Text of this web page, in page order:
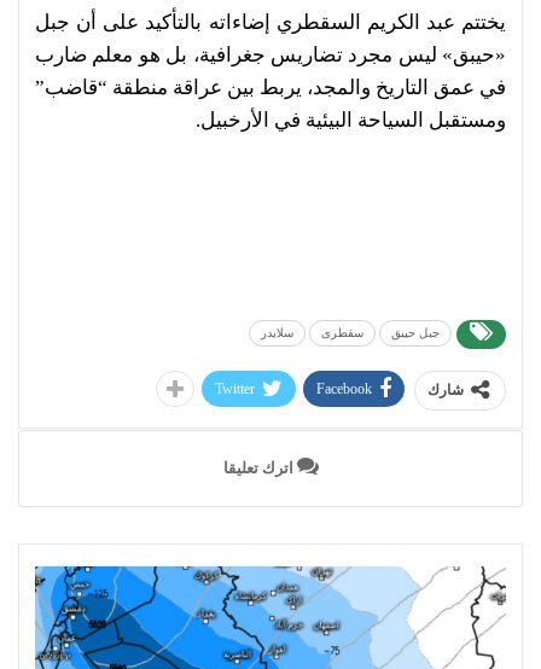
يختتم عبد الكريم السقطري إضاءاته بالتأكيد على أن جبل
«حيبق» ليس مجرد تضاريس جغرافية، بل هو معلم ضارب
في عمق التاريخ والمجد، يربط بين عراقة منطقة “قاضب”
ومستقبل السياحة البيئية في الأرخبيل.
جبل حيبق سقطرى سلايدر
شارك Facebook
Twitter
اترك تعليقا